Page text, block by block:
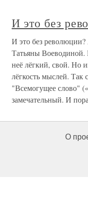
И это без
И это без
Татьяны Воеводиной.
неё лёгкий, свой. Но
лёгкость мыслей. Так
"Всемогущее слово"
замечательный. И пора
О